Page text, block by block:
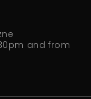
and from